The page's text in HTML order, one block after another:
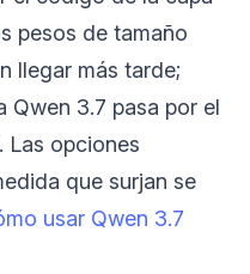
pesos de tamaño
llegar más tarde;
Qwen 3.7 pasa por el
Las opciones
que surjan se
usar Qwen 3.7